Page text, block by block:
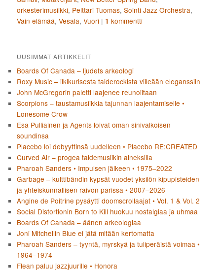
orkesterimusiikki, Pelttari Tuomas,Sointi Jazz Orchestra,
Vain elämää,Vesala,Vuori | 1 kommentti
UUSIMMAT ARTIKKELIT
Boards Of Canada – ljudets arkeologi
Roxy Music – ilkikurisesta taiderockista viileään eleganssiin
John McGregorin paletti laajenee reunoiltaan
Scorpions – taustamusiikkia tajunnan laajentamiselle •
Lonesome Crow
Esa Pulliainen ja Agents loivat oman sinivalkoisen
soundinsa
Placebo loi debyyttinsä uudelleen • Placebo RE:CREATED
Curved Air – progea taidemusiikin aineksilla
Pharoah Sanders • Impulsen jälkeen • 1975–2022
Garbage – kulttibändin kypsät vuodet yksilön kipupisteiden
ja yhteiskunnallisen raivon parissa • 2007–2026
Angine de Poitrine pysäytti doomscrollaajat • Vol. 1 & Vol. 2
Social Distortionin Born to Kill huokuu nostalgiaa ja uhmaa
Boards Of Canada – äänen arkeologiaa
Joni Mitchellin Blue ei jätä mitään kertomatta
Pharoah Sanders – tyyntä, myrskyä ja tuliperäistä voimaa •
1964–1974
Flean paluu jazzjuurille • Honora